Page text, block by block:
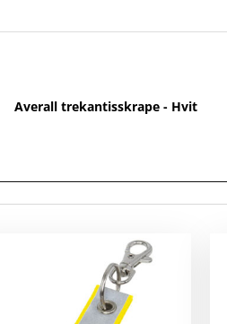
Averall trekantisskrape - Hvit